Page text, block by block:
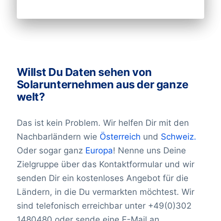
Unternehmens-Datenbanken
haben es uns zur Aufgabe gemacht,
Informationen über Unternehmen und
Führungskräfte zugänglicher und
unsere Datenbanken werden laufend
überprüft.
Weißrussland 207.591
Bermuda2,643
Bhutan199
Bolivien 2.290
Bosnien-Herzegowina 42.299
Botswana3.556
Brazil16,340,397
Brunei Darussalam 274
Bulgarien 601.634
Burkina Faso458
Burundi184
Kambodscha1.289
Willst Du Daten sehen von
Solarunternehmen aus der ganze
welt?
Das ist kein Problem. Wir helfen Dir mit den
Nachbarländern wie Österreich und Schweiz.
Oder sogar ganz Europa! Nenne uns Deine
Zielgruppe über das Kontaktformular und wir
senden Dir ein kostenloses Angebot für die
Ländern, in die Du vermarkten möchtest. Wir
sind telefonisch erreichbar unter +49(0)302